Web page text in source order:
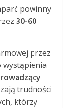
powinny
30-60
przez
wystąpienia
trudności
którzy